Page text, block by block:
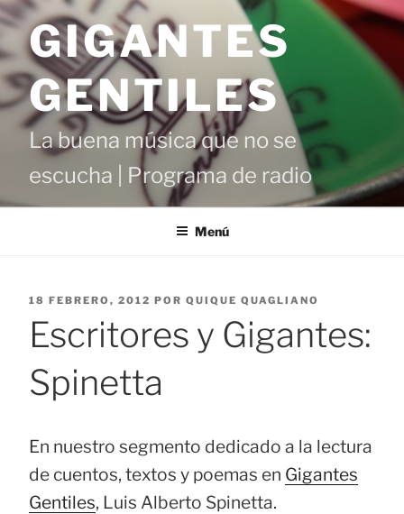
Saltar
contenido
GIGANTES
GENTILES
La buena música que no se
escucha | Programa de radio
Menú
PUBLICADO
18 FEBRERO, 2012 POR QUIQUE QUAGLIANO
Escritores y Gigantes:
Spinetta
En nuestro segmento dedicado a la lectura
de cuentos, textos y poemas en Gigantes
Gentiles, Luis Alberto Spinetta.